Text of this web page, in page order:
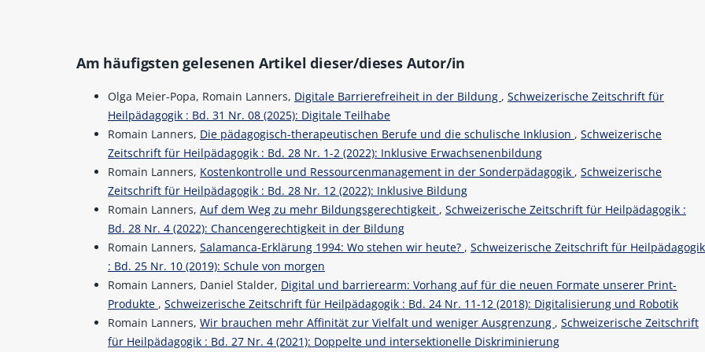
Am häufigsten gelesenen Artikel dieser/dieses Autor/in
Olga Meier-Popa, Romain Lanners, Digitale Barrierefreiheit in der Bildung ,Schweizerische Zeitschrift für
Heilpädagogik : Bd. 31 Nr. 08 (2025): Digitale Teilhabe
Romain Lanners, Die pädagogisch-therapeutischen Berufe und die schulische Inklusion ,Schweizerische
Zeitschrift für Heilpädagogik : Bd. 28 Nr. 1-2 (2022): Inklusive Erwachsenenbildung
Romain Lanners, Kostenkontrolle und Ressourcenmanagement in der Sonderpädagogik ,Schweizerische
Zeitschrift für Heilpädagogik : Bd. 28 Nr. 12 (2022): Inklusive Bildung
Romain Lanners,Auf dem Weg zu mehr Bildungsgerechtigkeit ,Schweizerische Zeitschrift für Heilpädagogik :
Bd. 28 Nr. 4 (2022): Chancengerechtigkeit in der Bildung
Romain Lanners,Salamanca-Erklärung 1994: Wo stehen wir heute? ,Schweizerische Zeitschrift für Heilpädagogik
: Bd. 25 Nr. 10 (2019): Schule von morgen
Romain Lanners, Daniel Stalder, Digital und barrierearm: Vorhang auf für die neuen Formate unserer Print-
Produkte ,Schweizerische Zeitschrift für Heilpädagogik : Bd. 24 Nr. 11-12 (2018): Digitalisierung und Robotik
Romain Lanners,Wir brauchen mehr Affinität zur Vielfalt und weniger Ausgrenzung ,Schweizerische Zeitschrift
für Heilpädagogik : Bd. 27 Nr. 4 (2021): Doppelte und intersektionelle Diskriminierung